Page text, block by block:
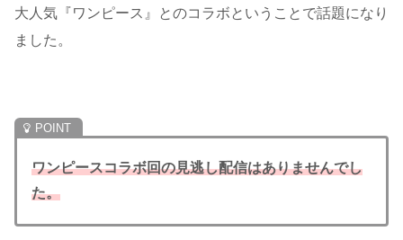
大人気『ワンピース』とのコラボということで話題になり
ました。
ワンピースコラボ回の見逃し配信はありませんでし
た。